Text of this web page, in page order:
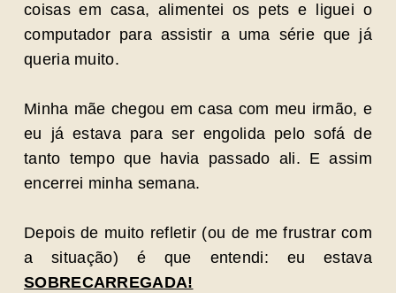
coisas em casa, alimentei os pets e liguei o
computador para assistir a uma série que já
queria muito.
Minha mãe chegou em casa com meu irmão, e
eu já estava para ser engolida pelo sofá de
tanto tempo que havia passado ali. E assim
encerrei minha semana.
Depois de muito refletir (ou de me frustrar com
a situação) é que entendi: eu estava
SOBRECARREGADA!